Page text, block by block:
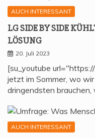
AUCH INTERESSANT
LG SIDE BY SIDE
LÖSUNG
20. Juli 2023
[su_youtube
jetzt im Sommer, wo
dringendsten
AUCH INTERESSANT